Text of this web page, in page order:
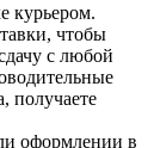
курьером.
чтобы
с любой
получаете
оформлении в